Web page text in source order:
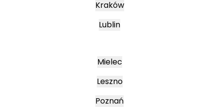
Kraków
Lublin
Mielec
Leszno
Poznań